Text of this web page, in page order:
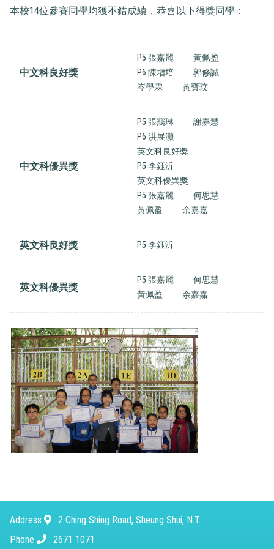
本校14位參賽同學均獲不錯成績，恭喜以下得獎同學：
中文科良好獎
P5 張嘉麗
黃佩盈
P6 陳增培
郭修誠
岑學霖
黃寶玟
中文科優異獎
P5 張靄琳
謝嘉慧
P6 洪展灝
英文科良好獎
P5 李鈺沂
英文科優異獎
P5 張嘉麗
何思慧
黃佩盈
余嘉嘉
英文科良好獎 P5 李鈺沂
英文科優異獎
P5 張嘉麗
何思慧
黃佩盈
余嘉嘉
Address
: 2 Ching Shing Road, Sheung Shui, N.T.
Phone
: 2671 1071